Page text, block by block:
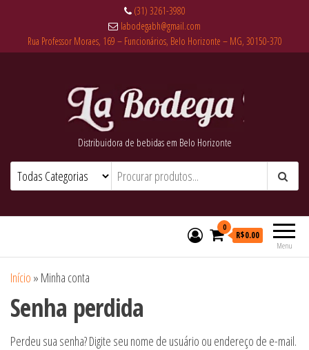
(31) 3261-3980
labodegabh@gmail.com
Rua Professor Moraes, 169 – Funcionários, Belo Horizonte – MG, 30150-370
Distribuidora de bebidas em Belo Horizonte
Menu
0
R$0.00
Início » Minha conta
Senha perdida
Perdeu sua senha? Digite seu nome de usuário ou endereço de e-mail.